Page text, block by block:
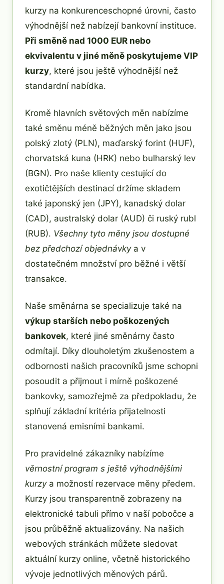
kurzy na konkurenceschopné úrovni, často
výhodnější než nabízejí bankovní instituce.
Při směně nad 1000 EUR nebo
ekvivalentu v jiné měně poskytujeme VIP
kurzy, které jsou ještě výhodnější než
standardní nabídka.
Kromě hlavních světových měn nabízíme
také směnu méně běžných měn jako jsou
polský zlotý (PLN), maďarský forint (HUF),
chorvatská kuna (HRK) nebo bulharský lev
(BGN). Pro naše klienty cestující do
exotičtějších destinací držíme skladem
také japonský jen (JPY), kanadský dolar
(CAD), australský dolar (AUD) či ruský rubl
(RUB). Všechny tyto měny jsou dostupné
bez předchozí objednávkya v
dostatečném množství pro běžné i větší
transakce.
Naše směnárna se specializuje také na
výkup starších nebo poškozených
bankovek, které jiné směnárny často
odmítají. Díky dlouholetým zkušenostem a
odbornosti našich pracovníků jsme schopni
posoudit a přijmout i mírně poškozené
bankovky, samozřejmě za předpokladu, že
splňují základní kritéria přijatelnosti
stanovená emisními bankami.
Pro pravidelné zákazníky nabízíme
věrnostní program s ještě výhodnějšími
kurzya možností rezervace měny předem.
Kurzy jsou transparentně zobrazeny na
elektronické tabuli přímo v naší pobočce a
jsou průběžně aktualizovány. Na našich
webových stránkách můžete sledovat
aktuální kurzy online, včetně historického
vývoje jednotlivých měnových párů.